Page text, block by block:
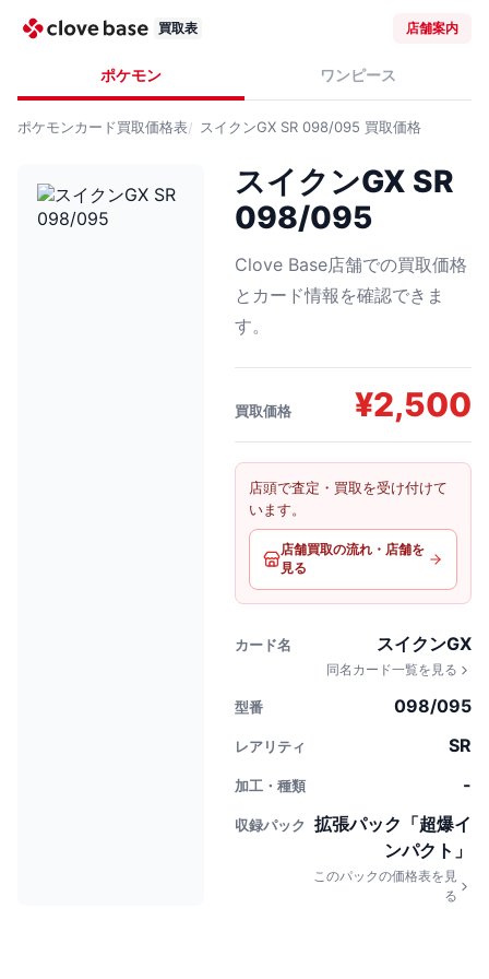
買取表 店舗案内
ポケモン ワンピース
ポケモンカード買取価格表 スイクンGX SR 098/095 買取価格
スイクンGX SR
098/095
Clove Base店舗での買取価格
とカード情報を確認できま
す。
買取価格 ¥2,500
店頭で査定・買取を受け付けて
います。
店舗買取の流れ・店舗を
見る
カード名 スイクンGX
同名カード一覧を見る
型番 098/095
レアリティ SR
加工・種類 -
収録パック
拡張パック「超爆イ
ンパクト」
このパックの価格表を見
る